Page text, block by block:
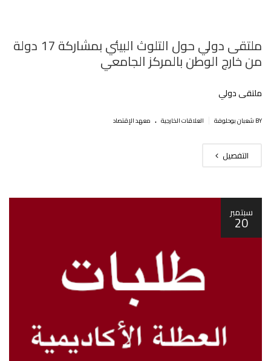
ملتقى دولي حول التلوث البيئي بمشاركة 17 دولة
من خارج الوطن بالمركز الجامعي
ملتقى دولي
BY شعبان بوحلوفة العلاقات الخارجية . معهد الإقتصاد
التفصيل
سبتمبر
20